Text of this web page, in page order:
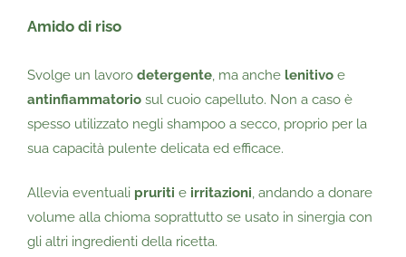
Amido di riso
Svolge un lavoro detergente, ma anche lenitivo e
antinfiammatorio sul cuoio capelluto. Non a caso è
spesso utilizzato negli shampoo a secco, proprio per la
sua capacità pulente delicata ed efficace.
Allevia eventuali pruriti e irritazioni, andando a donare
volume alla chioma soprattutto se usato in sinergia con
gli altri ingredienti della ricetta.